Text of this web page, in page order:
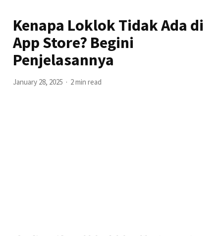
Kenapa Loklok Tidak Ada di
App Store? Begini
Penjelasannya
January 28, 2025 2 min read